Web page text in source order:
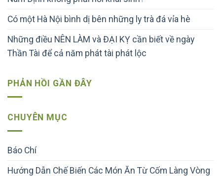
Có một Hà Nội bình dị bên những ly trà đá vỉa hè
Những điều NÊN LÀM và ĐẠI KỴ cần biết về ngày
Thần Tài để cả năm phát tài phát lộc
PHẢN HỒI GẦN ĐÂY
CHUYÊN MỤC
Báo Chí
Hướng Dẫn Chế Biến Các Món Ăn Từ Cốm Làng Vòng